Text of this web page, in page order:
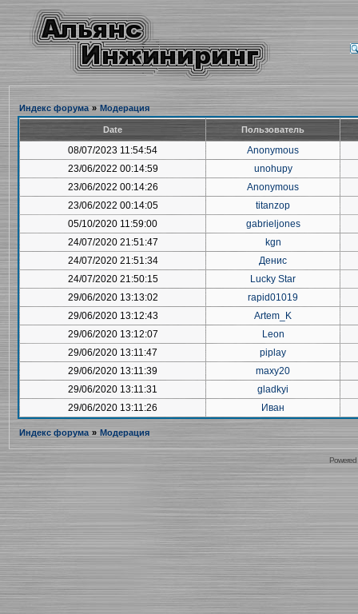
Индекс форума » Модерация
Date Пользователь
08/07/2023 11:54:54
Anonymous
23/06/2022 00:14:59
unohupy
23/06/2022 00:14:26
Anonymous
23/06/2022 00:14:05
titanzop
05/10/2020 11:59:00
gabrieljones
24/07/2020 21:51:47
kgn
24/07/2020 21:51:34
Денис
24/07/2020 21:50:15
Lucky Star
29/06/2020 13:13:02
rapid01019
29/06/2020 13:12:43
Artem_K
29/06/2020 13:12:07
Leon
29/06/2020 13:11:47
piplay
29/06/2020 13:11:39
maxy20
29/06/2020 13:11:31
gladkyi
29/06/2020 13:11:26
Иван
Индекс форума » Модерация